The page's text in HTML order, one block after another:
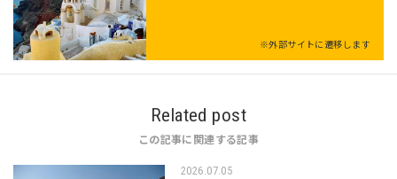
※外部サイトに遷移します
Related post
この記事に関連する記事
2026.07.05